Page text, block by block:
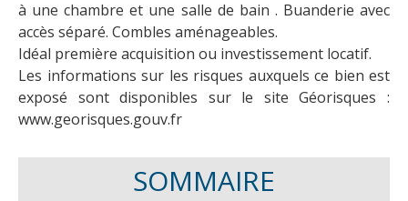
à une chambre et une salle de bain . Buanderie avec
accès séparé. Combles aménageables.
Idéal première acquisition ou investissement locatif.
Les informations sur les risques auxquels ce bien est
exposé sont disponibles sur le site Géorisques :
www.georisques.gouv.fr
SOMMAIRE